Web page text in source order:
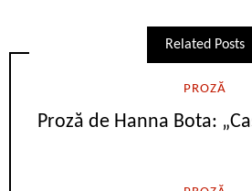
Related Posts
PROZĂ
Proză de Hanna Bota: